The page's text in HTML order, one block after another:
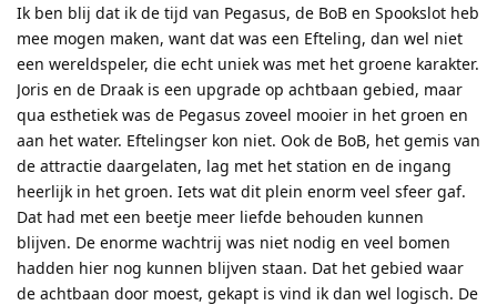
Ik ben blij dat ik de tijd van Pegasus, de BoB en Spookslot heb
mee mogen maken, want dat was een Efteling, dan wel niet
een wereldspeler, die echt uniek was met het groene karakter.
Joris en de Draak is een upgrade op achtbaan gebied, maar
qua esthetiek was de Pegasus zoveel mooier in het groen en
aan het water. Eftelingser kon niet. Ook de BoB, het gemis van
de attractie daargelaten, lag met het station en de ingang
heerlijk in het groen. Iets wat dit plein enorm veel sfeer gaf.
Dat had met een beetje meer liefde behouden kunnen
blijven. De enorme wachtrij was niet nodig en veel bomen
hadden hier nog kunnen blijven staan. Dat het gebied waar
de achtbaan door moest, gekapt is vind ik dan wel logisch. De